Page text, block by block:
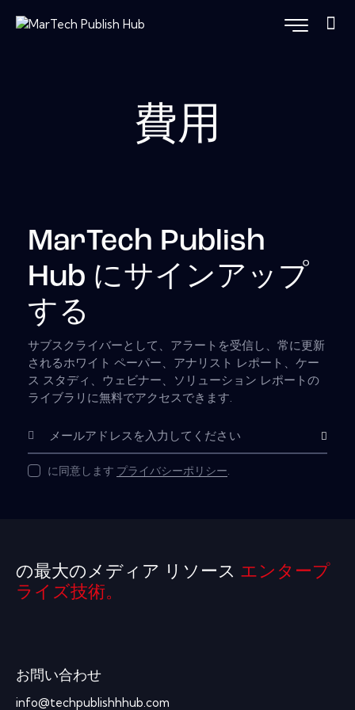
費用
MarTech Publish
Hub にサインアップ
する
サブスクライバーとして、アラートを受信し、常に更新
されるホワイト ペーパー、アナリスト レポート、ケー
ス スタディ、ウェビナー、ソリューション レポートの
ライブラリに無料でアクセスできます.
購読
に同意します プライバシーポリシー.
の最大のメディア リソース エンタープ
ライズ技術。
お問い合わせ
info@techpublishhhub.com